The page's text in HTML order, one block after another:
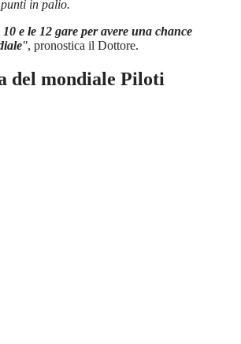
in palio.
e le 12 gare per avere una chance
", pronostica il Dottore.
del mondiale Piloti